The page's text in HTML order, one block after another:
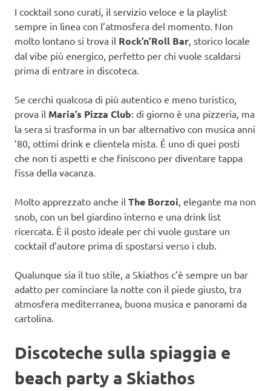
I cocktail sono curati, il servizio veloce e la playlist
sempre in linea con l’atmosfera del momento. Non
molto lontano si trova il Rock’n’Roll Bar , storico locale
dal vibe più energico, perfetto per chi vuole scaldarsi
prima di entrare in discoteca.
Se cerchi qualcosa di più autentico e meno turistico,
prova il Maria’s Pizza Club: di giorno è una pizzeria, ma
la sera si trasforma in un bar alternativo con musica anni
’80, ottimi drink e clientela mista. È uno di quei posti
che non ti aspetti e che finiscono per diventare tappa
fissa della vacanza.
Molto apprezzato anche il The Borzoi , elegante ma non
snob, con un bel giardino interno e una drink list
ricercata. È il posto ideale per chi vuole gustare un
cocktail d’autore prima di spostarsi verso i club.
Qualunque sia il tuo stile, a Skiathos c’è sempre un bar
adatto per cominciare la notte con il piede giusto, tra
atmosfera mediterranea, buona musica e panorami da
cartolina.
Discoteche sulla spiaggia e
beach party a Skiathos